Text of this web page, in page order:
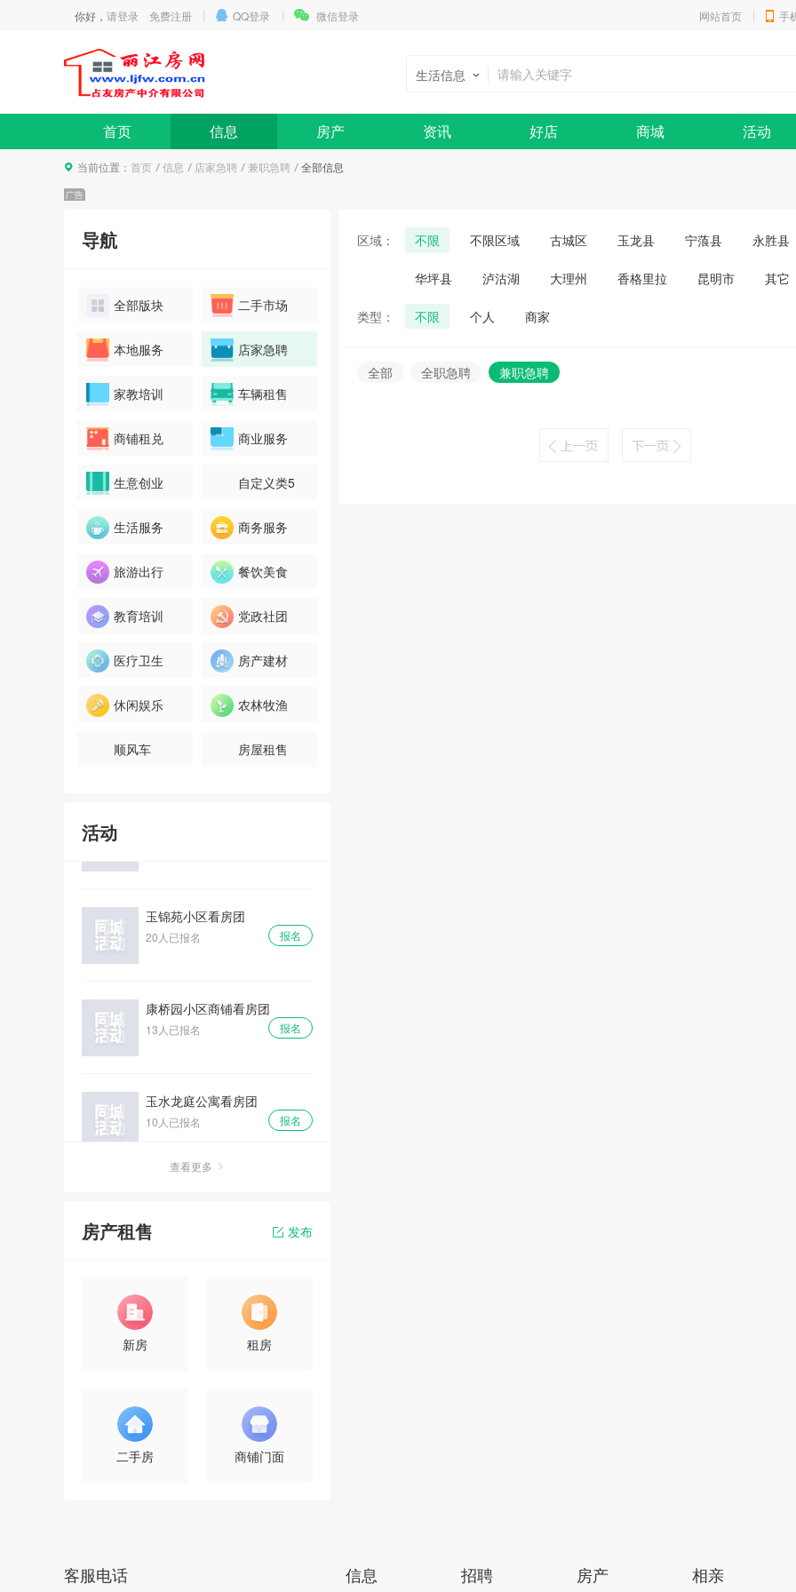
你好， 请登录 免费注册 QQ登录 微信登录 网站首页 手
生活信息
首页 信息 房产 资讯 好店 商城 活动
当前位置： 首页 信息 店家急聘 兼职急聘 全部信息
导航
全部版块 二手市场
本地服务 店家急聘
家教培训 车辆租售
商铺租兑 商业服务
生意创业 自定义类5
生活服务 商务服务
旅游出行 餐饮美食
教育培训 党政社团
医疗卫生 房产建材
休闲娱乐 农林牧渔
顺风车 房屋租售
活动
20人已报名
13人已报名
10人已报名
西华苑小区商铺看房团
康桥园小区商铺看房团
玉水龙庭公寓看房团
报名
10人已报名
查看更多
房产租售 发布
新房 租房
二手房 商铺门面
区域： 不限 不限区域 古城区 玉龙县 宁蒗县 永胜县
华坪县 泸沽湖 大理州 香格里拉 昆明市 其它
类型： 不限 个人 商家
全部 全职急聘 兼职急聘
客服电话 信息 招聘 房产 相亲